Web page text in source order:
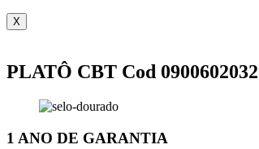
X
PLATÔ CBT Cod 0900602032
1 ANO DE GARANTIA